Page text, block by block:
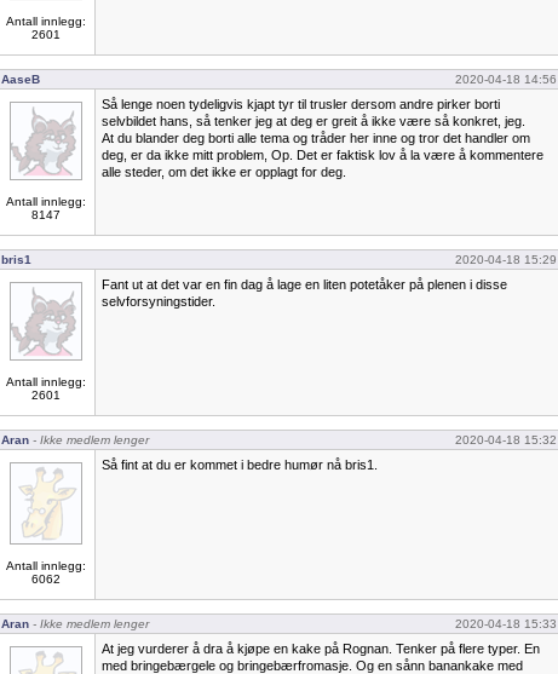
Antall innlegg:
2601
AaseB 2020-04-18 14:56
Antall innlegg:
8147
Så lenge noen tydeligvis kjapt tyr til trusler dersom andre pirker borti
selvbildet hans, så tenker jeg at deg er greit å ikke være så konkret, jeg.
At du blander deg borti alle tema og tråder her inne og tror det handler om
deg, er da ikke mitt problem, Op. Det er faktisk lov å la være å kommentere
alle steder, om det ikke er opplagt for deg.
bris1 2020-04-18 15:29
Antall innlegg:
2601
Fant ut at det var en fin dag å lage en liten potetåker på plenen i disse
selvforsyningstider.
Aran - Ikke medlem lenger 2020-04-18 15:32
Antall innlegg:
6062
Så fint at du er kommet i bedre humør nå bris1.
Aran - Ikke medlem lenger 2020-04-18 15:33
At jeg vurderer å dra å kjøpe en kake på Rognan. Tenker på flere typer. En
med bringebærgele og bringebærfromasje. Og en sånn banankake med